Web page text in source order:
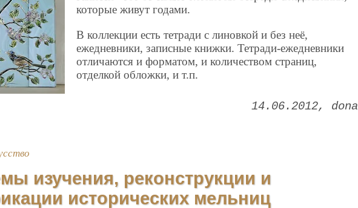
которые живут годами.
В коллекции есть тетради с линовкой и без неё,
ежедневники, записные книжки. Тетради-ежедневники
отличаются и форматом, и количеством страниц,
отделкой обложки, и т.п.
14.06.2012 dona
изучения, реконструкции и
исторических мельниц